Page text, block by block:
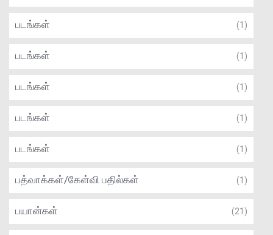
படங்கள் (1)
படங்கள் (1)
படங்கள் (1)
படங்கள் (1)
படங்கள் (1)
பத்வாக்கள்/கேள்வி பதில்கள் (1)
பயான்கள் (21)